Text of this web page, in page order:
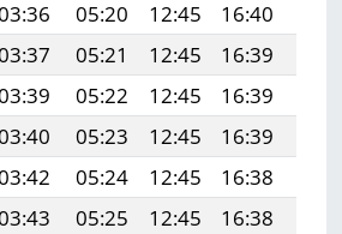
05:20 12:45 16:40
05:21 12:45 16:39
05:22 12:45 16:39
05:23 12:45 16:39
05:24 12:45 16:38
05:25 12:45 16:38